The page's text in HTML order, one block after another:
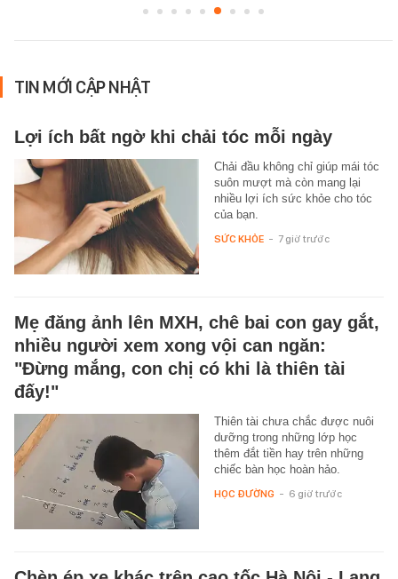
TIN MỚI CẬP NHẬT
Lợi ích bất ngờ khi chải tóc mỗi ngày
Chải đầu không chỉ giúp mái tóc
suôn mượt mà còn mang lại
nhiều lợi ích sức khỏe cho tóc
của bạn.
SỨC KHỎE - 7 giờ trước
Mẹ đăng ảnh lên MXH, chê bai con gay gắt,
nhiều người xem xong vội can ngăn:
"Đừng mắng, con chị có khi là thiên tài
đấy!"
Thiên tài chưa chắc được nuôi
dưỡng trong những lớp học
thêm đắt tiền hay trên những
chiếc bàn học hoàn hảo.
HỌC ĐƯỜNG - 6 giờ trước